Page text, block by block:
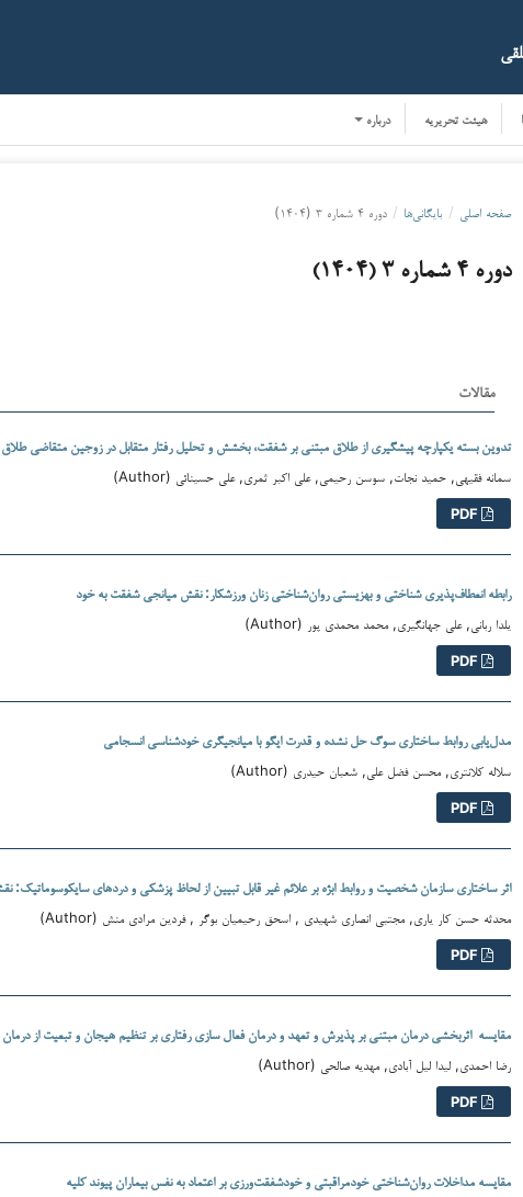
هیئت تحریریه درباره
صفحه اصلی / بایگانی‌ها / دوره ۴ شماره ۳ (۱۴۰۴)
دوره ۴ شماره ۳ (۱۴۰۴)
مقالات
تدوین بسته یکپارچه پیشگیری از طلاق مبتنی بر شفقت، بخشش و تحلیل رفتار متقابل در زوجین متقاضی طلاق
سمانه فقیهی, حمید نجات, سوسن رحیمی, علی اکبر ثمری, علی حسینائی (Author)
رابطه انعطاف‌پذیری شناختی و بهزیستی روان‌شناختی زنان ورزشکار: نقش میانجی شفقت به خود
یلدا ربانی, علی جهانگیری, محمد محمدی پور (Author)
مدل‌یابی روابط ساختاری سوگ حل نشده و قدرت ایگو با میانجیگری خودشناسی انسجامی
سلاله کلانتری, محسن فضل علی, شعبان حیدری (Author)
اثر ساختاری سازمان شخصیت و روابط ابژه بر علائم غیر قابل تبیین از لحاظ پزشکی و دردهای
محدثه حسن کار یاری, مجتبی انصاری شهیدی , اسحق رحیمیان بوگر , فردین مرادی منش (Author)
مقایسه اثربخشي درمان مبتنی بر پذیرش و تعهد و درمان فعال سازی رفتاری بر تنظیم هیجان و تبعیت از درمان
رضا احمدی, لیدا لیل آبادی, مهدیه صالحی (Author)
مقایسه مداخلات روان‌شناختی خودمراقبتی و خودشفقت‌ورزی بر اعتماد به نفس بیماران پیوند کلیه